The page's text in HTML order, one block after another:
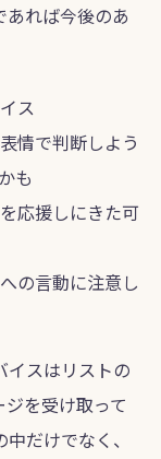
れば今後のあ
ス
情で判断しよう
も
応援しにきた可
の言動に注意し
イスはリストの
を受け取って
だけでなく、